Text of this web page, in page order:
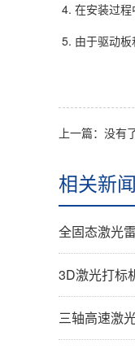
4. 在安装过程
5. 由于驱动板
上一篇：没有
相关新闻
全固态激光雷达
3D激光打标
三轴高速激